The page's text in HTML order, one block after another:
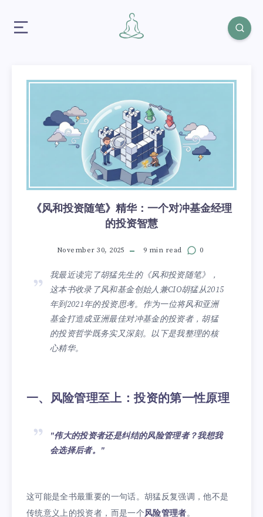
《风和投资随笔》精华：一个对冲基金经理
的投资智慧
November 30, 2025 9 min read 0
我最近读完了胡猛先生的《风和投资随笔》，
这本书收录了风和基金创始人兼CIO胡猛从2015
年到2021年的投资思考。作为一位将风和亚洲
基金打造成亚洲最佳对冲基金的投资者，胡猛
的投资哲学既务实又深刻。以下是我整理的核
心精华。
一、风险管理至上：投资的第一性原理
"伟大的投资者还是纠结的风险管理者？我想我
会选择后者。"
这可能是全书最重要的一句话。胡猛反复强调，他不是
传统意义上的投资者，而是一个风险管理者。